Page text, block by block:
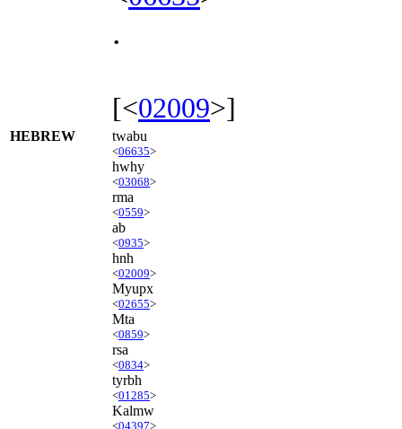
.
[<02009>]
HEBREW twabu
<06635>
hwhy
<03068>
rma
<0559>
ab
<0935>
hnh
<02009>
Myupx
<02655>
Mta
<0859>
rsa
<0834>
tyrbh
<01285>
Kalmw
<04397>